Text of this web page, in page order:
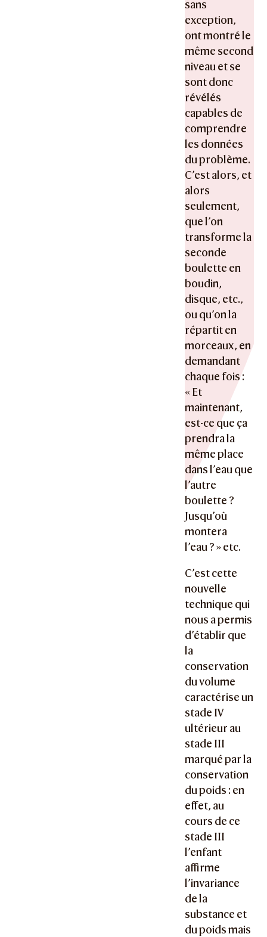
sans
exception,
ont montré le
même second
niveau et se
sont donc
révélés
capables de
comprendre
les données
du problème.
C’est alors, et
alors
seulement,
que l’on
transforme la
seconde
boulette en
boudin,
disque, etc.,
ou qu’on la
répartit en
morceaux, en
demandant
chaque fois :
« Et
maintenant,
est-ce que ça
prendra la
même place
dans l’eau que
l’autre
boulette ?
Jusqu’où
montera
l’eau ? » etc.
C’est cette
nouvelle
technique qui
nous a permis
d’établir que
la
conservation
du volume
caractérise un
stade IV
ultérieur au
stade III
marqué par la
conservation
du poids : en
effet, au
cours de ce
stade III
l’enfant
affirme
l’invariance
de la
substance et
du poids mais